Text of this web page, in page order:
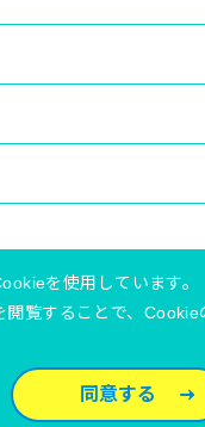
職業紹介事業許可番号 23‐
©Meidaisha Co., Ltd.
を使用しています。
閲覧することで、Cookie
同意する